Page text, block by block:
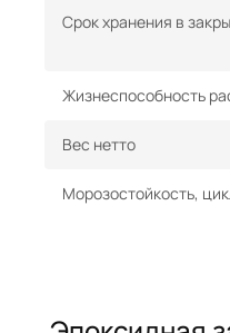
Срок хранения в
Жизнеспособность
Вес нетто
Морозостойкость,